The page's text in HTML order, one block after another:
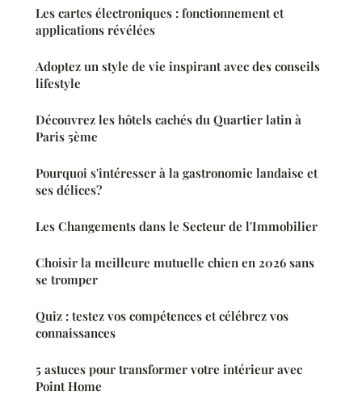
Les cartes électroniques : fonctionnement et
applications révélées
Adoptez un style de vie inspirant avec des conseils
lifestyle
Découvrez les hôtels cachés du Quartier latin à
Paris 5ème
Pourquoi s'intéresser à la gastronomie landaise et
ses délices?
Les Changements dans le Secteur de l'Immobilier
Choisir la meilleure mutuelle chien en 2026 sans
se tromper
Quiz : testez vos compétences et célébrez vos
connaissances
5 astuces pour transformer votre intérieur avec
Point Home